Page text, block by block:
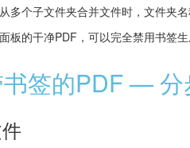
多个子文件夹合并文件时，文件夹
的干净PDF，可以完全禁用书签生
签的PDF — 分